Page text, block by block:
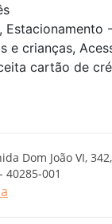
Estacionamento
e crianças,
cartão de
Dom João VI,
40285-001